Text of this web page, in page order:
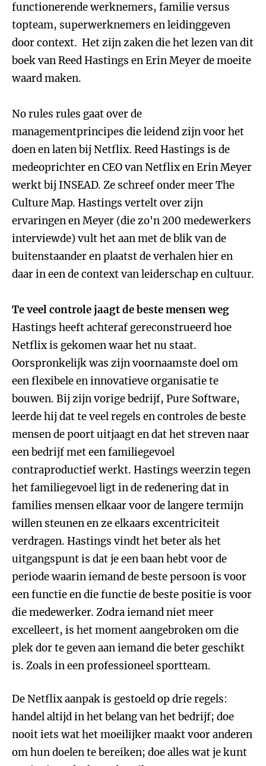
functionerende werknemers, familie versus
topteam, superwerknemers en leidinggeven
door context. Het zijn zaken die het lezen van dit
boek van Reed Hastings en Erin Meyer de moeite
waard maken.
No rules rules gaat over de
managementprincipes die leidend zijn voor het
doen en laten bij Netflix. Reed Hastings is de
medeoprichter en CEO van Netflix en Erin Meyer
werkt bij INSEAD. Ze schreef onder meer The
Culture Map. Hastings vertelt over zijn
ervaringen en Meyer (die zo'n 200 medewerkers
interviewde) vult het aan met de blik van de
buitenstaander en plaatst de verhalen hier en
daar in een de context van leiderschap en cultuur.
Te veel controle jaagt de beste mensen weg
Hastings heeft achteraf gereconstrueerd hoe
Netflix is gekomen waar het nu staat.
Oorspronkelijk was zijn voornaamste doel om
een flexibele en innovatieve organisatie te
bouwen. Bij zijn vorige bedrijf, Pure Software,
leerde hij dat te veel regels en controles de beste
mensen de poort uitjaagt en dat het streven naar
een bedrijf met een familiegevoel
contraproductief werkt. Hastings weerzin tegen
het familiegevoel ligt in de redenering dat in
families mensen elkaar voor de langere termijn
willen steunen en ze elkaars excentriciteit
verdragen. Hastings vindt het beter als het
uitgangspunt is dat je een baan hebt voor de
periode waarin iemand de beste persoon is voor
een functie en die functie de beste positie is voor
die medewerker. Zodra iemand niet meer
excelleert, is het moment aangebroken om die
plek dor te geven aan iemand die beter geschikt
is. Zoals in een professioneel sportteam.
De Netflix aanpak is gestoeld op drie regels:
handel altijd in het belang van het bedrijf; doe
nooit iets wat het moeilijker maakt voor anderen
om hun doelen te bereiken; doe alles wat je kunt